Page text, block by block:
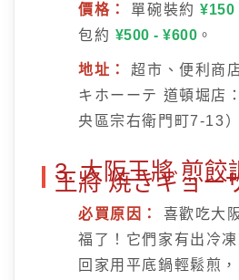
價格： 單碗裝約¥150
包約 ¥500 - ¥600 。
地址：
超市、便利商
キホーーテ 道頓堀店
央區宗右衛門町7-13）
3. 大阪王將 煎餃
王將 焼きギョー
必買原因：
喜歡吃大
福了！它們家有出冷凍
回家用平底鍋輕鬆煎